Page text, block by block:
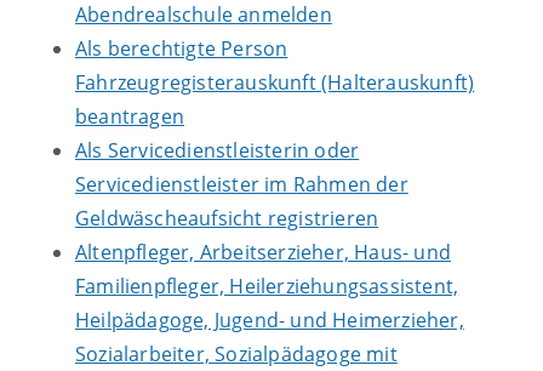
Abendrealschule anmelden
Als berechtigte Person
Fahrzeugregisterauskunft (Halterauskunft)
beantragen
Als Servicedienstleisterin oder
Servicedienstleister im Rahmen der
Geldwäscheaufsicht registrieren
Altenpfleger, Arbeitserzieher, Haus- und
Familienpfleger, Heilerziehungsassistent,
Heilpädagoge, Jugend- und Heimerzieher,
Sozialarbeiter, Sozialpädagoge mit